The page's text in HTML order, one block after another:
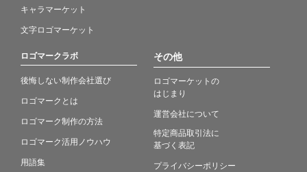
キャラマーケット
文字ロゴマーケット
ロゴマークラボ
後悔しない制作会社選び
ロゴマークとは
ロゴマーク制作の方法
ロゴマーク活用ノウハウ
用語集
その他
ロゴマーケットの
はじまり
運営会社について
特定商品取引法に
基づく表記
プライバシーポリシー